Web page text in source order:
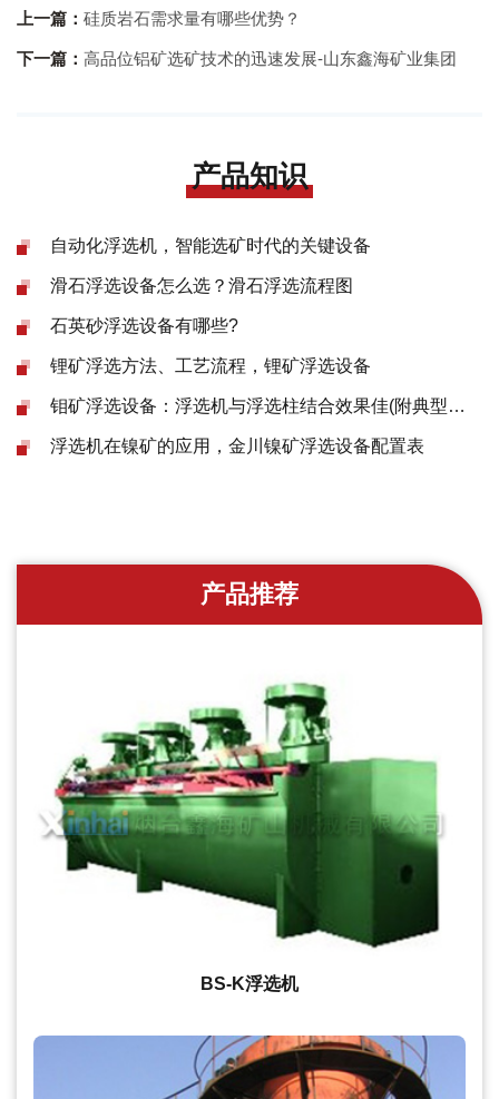
上一篇： 硅质岩石需求量有哪些优势？
下一篇： 高品位铝矿选矿技术的迅速发展-山东鑫海矿业集团
产品知识
自动化浮选机，智能选矿时代的关键设备
滑石浮选设备怎么选？滑石浮选流程图
石英砂浮选设备有哪些?
锂矿浮选方法、工艺流程，锂矿浮选设备
钼矿浮选设备：浮选机与浮选柱结合效果佳(附典型案例)
浮选机在镍矿的应用，金川镍矿浮选设备配置表
产品推荐
BS-K浮选机